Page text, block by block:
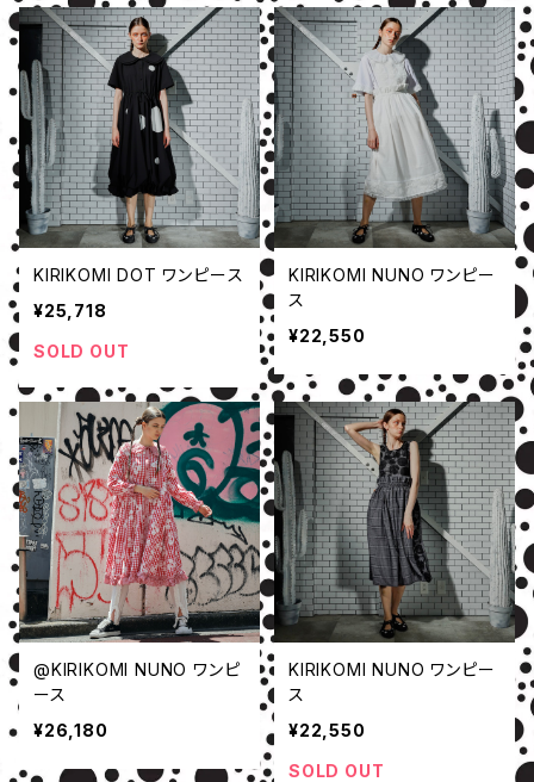
KIRIKOMI DOT ワンピース
¥25,718
SOLD OUT
KIRIKOMI NUNO ワンピー
ス
¥22,550
@KIRIKOMI NUNO ワンピ
ース
¥26,180
KIRIKOMI NUNO ワンピー
ス
¥22,550
SOLD OUT